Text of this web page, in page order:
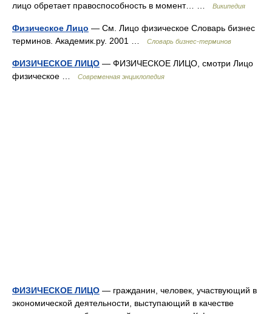
лицо обретает правоспособность в момент… …
Википедия
Физическое Лицо — См. Лицо физическое Словарь бизнес
терминов. Академик.ру. 2001 …
Словарь бизнес-терминов
ФИЗИЧЕСКОЕ ЛИЦО — ФИЗИЧЕСКОЕ ЛИЦО, смотри Лицо
физическое …
Современная энциклопедия
ФИЗИЧЕСКОЕ ЛИЦО — гражданин, человек, участвующий в
экономической деятельности, выступающий в качестве